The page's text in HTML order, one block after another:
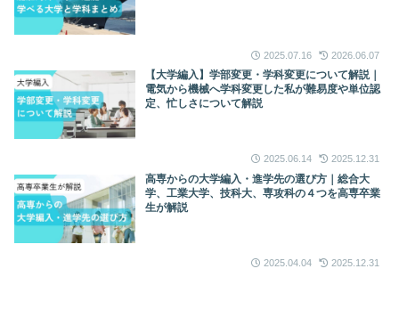
2025.07.16 2026.06.07
【大学編入】学部変更・学科変更について解説｜
電気から機械へ学科変更した私が難易度や単位認
定、忙しさについて解説
2025.06.14 2025.12.31
高専からの大学編入・進学先の選び方｜総合大
学、工業大学、技科大、専攻科の４つを高専卒業
生が解説
2025.04.04 2025.12.31